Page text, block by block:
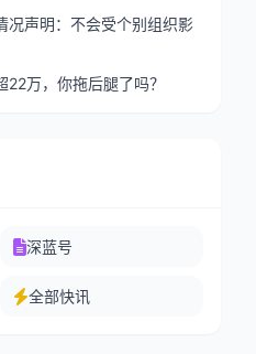
况声明：不会受个别组织影
万，你拖后腿了吗？
深蓝号
全部快讯